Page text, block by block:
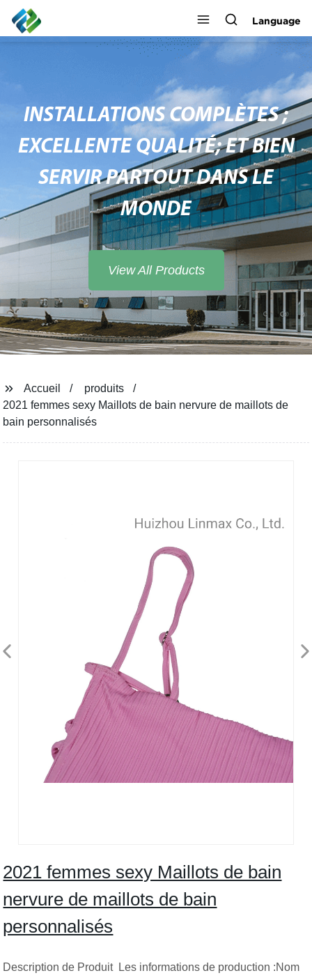
Language
INSTALLATIONS COMPLÈTES ;
EXCELLENTE QUALITÉ; ET BIEN
SERVIR PARTOUT DANS LE
MONDE
View All Products
Accueil
produits
2021 femmes sexy Maillots de bain nervure de maillots de
bain personnalisés
2021 femmes sexy Maillots de bain
nervure de maillots de bain
personnalisés
Description de Produit Les informations de production :Nom